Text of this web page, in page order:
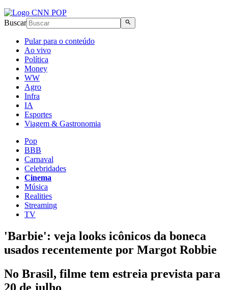
Buscar
Pular para o conteúdo
Ao vivo
Política
Money
WW
Agro
Infra
IA
Esportes
Viagem & Gastronomia
Pop
BBB
Carnaval
Celebridades
Cinema
Música
Realities
Streaming
TV
'Barbie': veja looks icônicos da boneca
usados recentemente por Margot Robbie
No Brasil, filme tem estreia prevista para
20 de julho